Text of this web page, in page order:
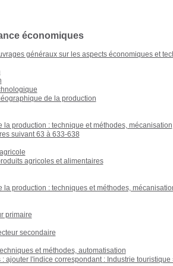
économiques
généraux sur les aspects économiques et
de la production
la production : technique et méthodes, mécanisation
suivant 63 à 633-638
agricoles et alimentaires
la production : techniques et méthodes,
primaire
secondaire
et méthodes, automatisation
ajouter l'indice correspondant : Industrie touristique